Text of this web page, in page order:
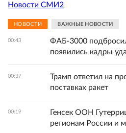
Новости СМИ2
НОВОСТИ ВАЖНЫЕ НОВОСТИ
00:43
ФАБ-3000
появились кадры
00:37
Трамп ответил на
поставках ракет
00:19
Генсек ООН
регионам России и